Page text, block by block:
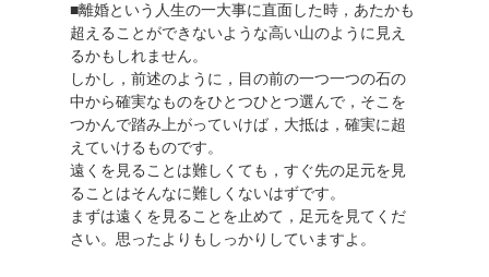
■離婚という人生の一大事に直面した時，あたかも
超えることができないような高い山のように見え
るかもしれません。
しかし，前述のように，目の前の一つ一つの石の
中から確実なものをひとつひとつ選んで，そこを
つかんで踏み上がっていけば，大抵は，確実に超
えていけるものです。
遠くを見ることは難しくても，すぐ先の足元を見
ることはそんなに難しくないはずです。
まずは遠くを見ることを止めて，足元を見てくだ
さい。思ったよりもしっかりしていますよ。